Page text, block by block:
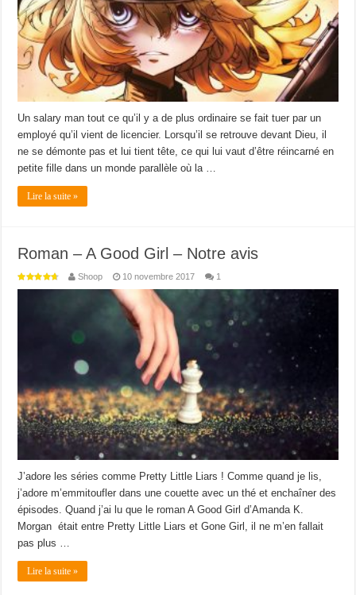
Un salary man tout ce qu’il y a de plus ordinaire se fait tuer par un
employé qu’il vient de licencier. Lorsqu’il se retrouve devant Dieu, il
ne se démonte pas et lui tient tête, ce qui lui vaut d’être réincarné en
petite fille dans un monde parallèle où la …
Lire la suite »
Roman – A Good Girl – Notre avis
Shoop 10 novembre 2017 1
J’adore les séries comme Pretty Little Liars ! Comme quand je lis,
j’adore m’emmitoufler dans une couette avec un thé et enchaîner des
épisodes. Quand j’ai lu que le roman A Good Girl d’Amanda K.
Morgan était entre Pretty Little Liars et Gone Girl, il ne m’en fallait
pas plus …
Lire la suite »